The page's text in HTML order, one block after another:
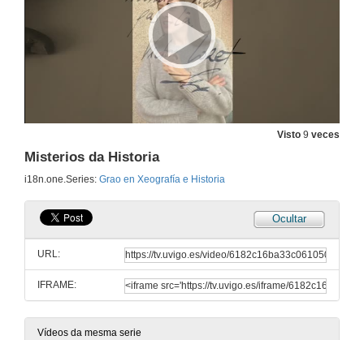
Visto 9 veces
Misterios da Historia
i18n.one.Series: Grao en Xeografía e Historia
Ocultar
URL:
IFRAME:
Vídeos da mesma serie
Fai Historia con nós
13 de xuño de 2022
Grao en Xeografía e Historia nas modalidades presencial e semipresencial 2021-22
3 de nov. de 2021
Miserábeis. Xente que Fai Historia